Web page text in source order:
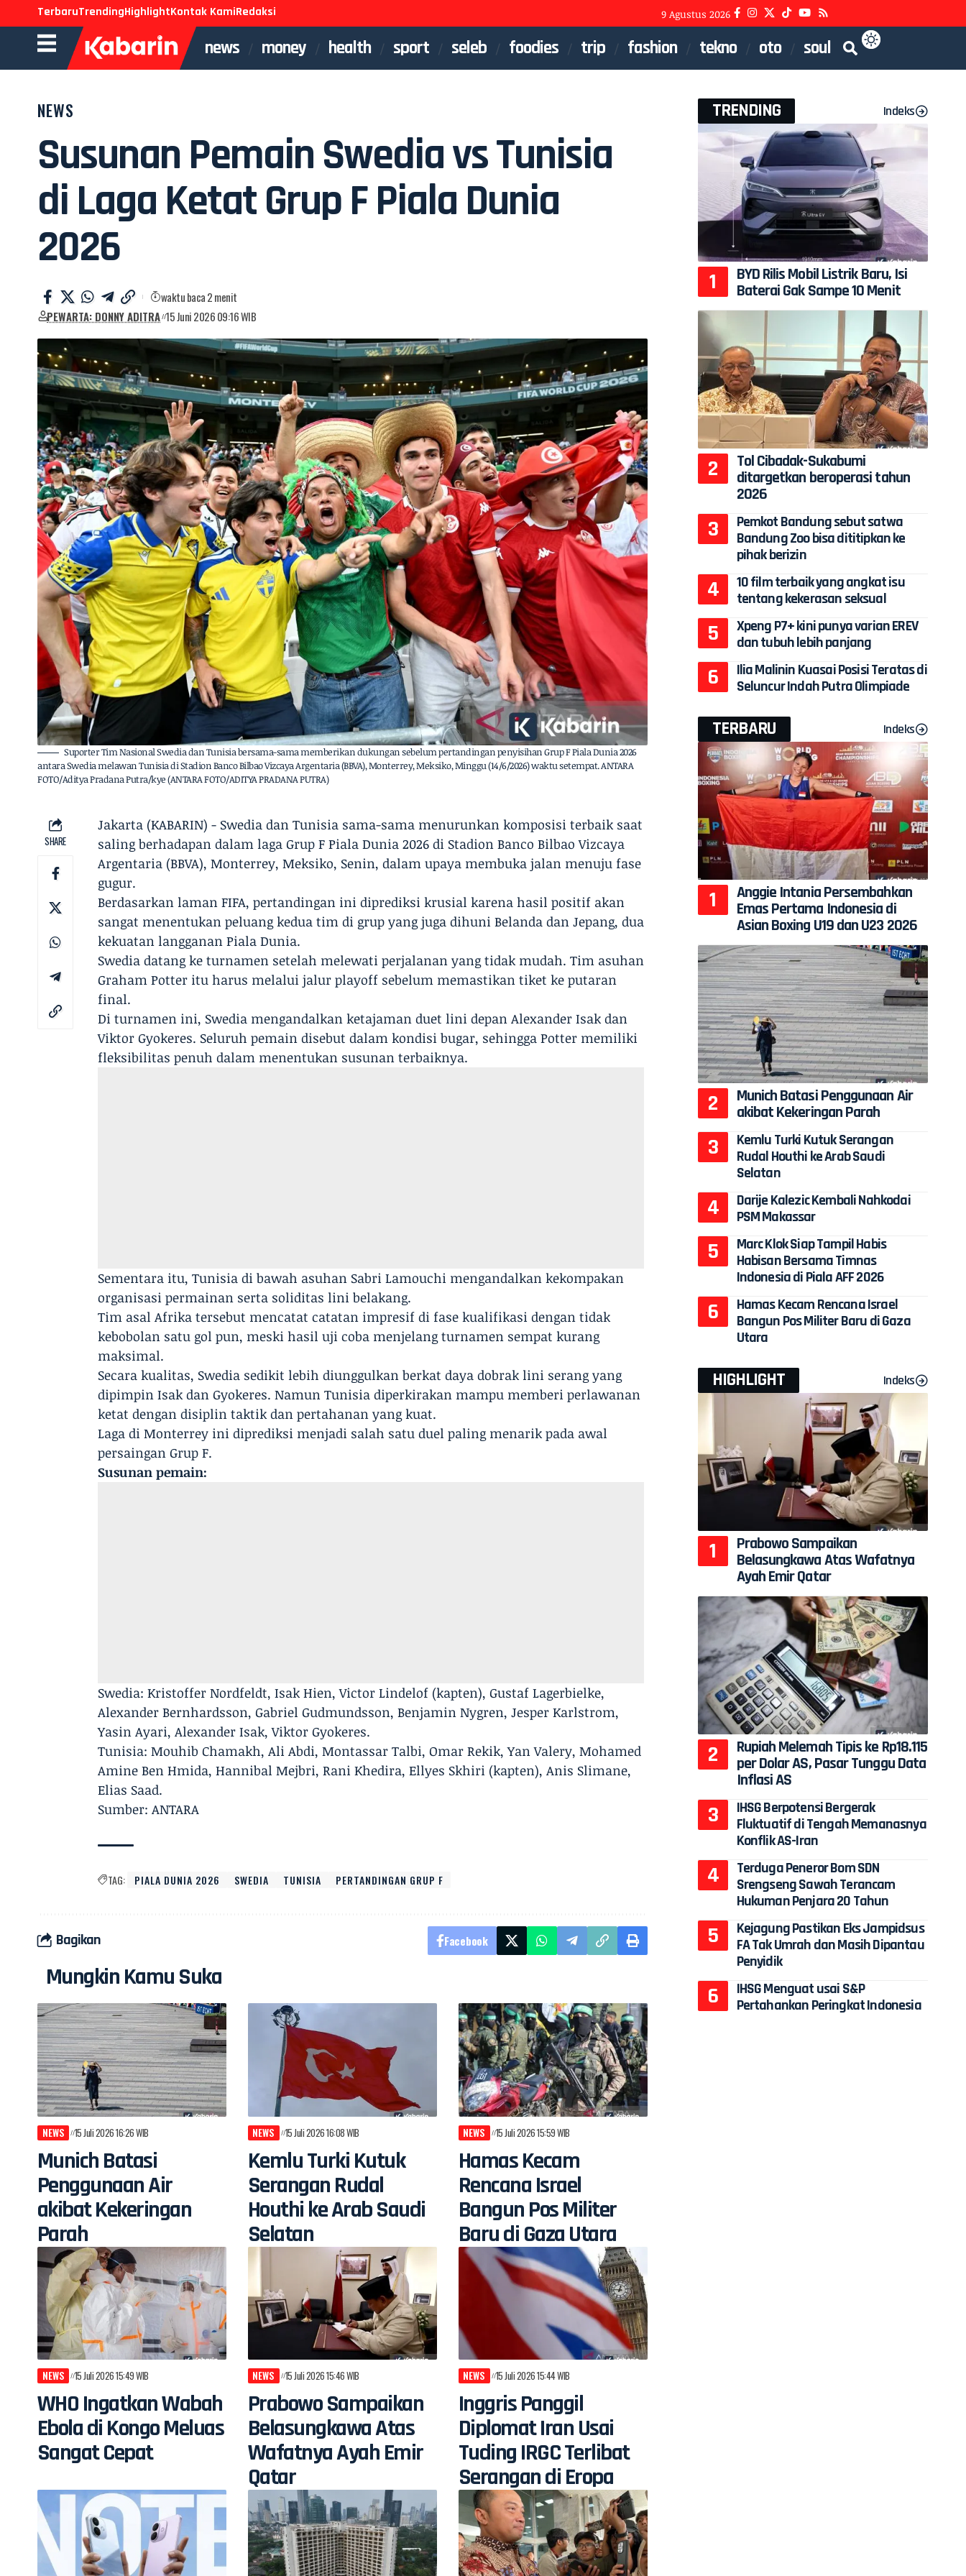
TerbaruTrendingHighlightKontak KamiRedaksi 9 Agustus 2026
news money health sport seleb foodies trip fashion tekno oto soul
NEWS
Susunan Pemain Swedia vs Tunisia
di Laga Ketat Grup F Piala Dunia
2026
PEWARTA: DONNY ADITRA 15 Juni 2026 09:16 WIB
waktu baca 2 menit
Suporter Tim Nasional Swedia dan Tunisia bersama-sama memberikan dukungan sebelum pertandingan penyisihan Grup F Piala Dunia 2026
antara Swedia melawan Tunisia di Stadion Banco Bilbao Vizcaya Argentaria (BBVA), Monterrey, Meksiko, Minggu (14/6/2026) waktu setempat. ANTARA
FOTO/Aditya Pradana Putra/kye (ANTARA FOTO/ADITYA PRADANA PUTRA)
SHARE
Jakarta (KABARIN) - Swedia dan Tunisia sama-sama menurunkan komposisi terbaik saat
saling berhadapan dalam laga Grup F Piala Dunia 2026 di Stadion Banco Bilbao Vizcaya
Argentaria (BBVA), Monterrey, Meksiko, Senin, dalam upaya membuka jalan menuju fase
gugur.
Berdasarkan laman FIFA, pertandingan ini diprediksi krusial karena hasil positif akan
sangat menentukan peluang kedua tim di grup yang juga dihuni Belanda dan Jepang, dua
kekuatan langganan Piala Dunia.
Swedia datang ke turnamen setelah melewati perjalanan yang tidak mudah. Tim asuhan
Graham Potter itu harus melalui jalur playoff sebelum memastikan tiket ke putaran
final.
Di turnamen ini, Swedia mengandalkan ketajaman duet lini depan Alexander Isak dan
Viktor Gyokeres. Seluruh pemain disebut dalam kondisi bugar, sehingga Potter memiliki
fleksibilitas penuh dalam menentukan susunan terbaiknya.
Sementara itu, Tunisia di bawah asuhan Sabri Lamouchi mengandalkan kekompakan
organisasi permainan serta soliditas lini belakang.
Tim asal Afrika tersebut mencatat catatan impresif di fase kualifikasi dengan tidak
kebobolan satu gol pun, meski hasil uji coba menjelang turnamen sempat kurang
maksimal.
Secara kualitas, Swedia sedikit lebih diunggulkan berkat daya dobrak lini serang yang
dipimpin Isak dan Gyokeres. Namun Tunisia diperkirakan mampu memberi perlawanan
ketat dengan disiplin taktik dan pertahanan yang kuat.
Laga di Monterrey ini diprediksi menjadi salah satu duel paling menarik pada awal
persaingan Grup F.
Susunan pemain:
Swedia: Kristoffer Nordfeldt, Isak Hien, Victor Lindelof (kapten), Gustaf Lagerbielke,
Alexander Bernhardsson, Gabriel Gudmundsson, Benjamin Nygren, Jesper Karlstrom,
Yasin Ayari, Alexander Isak, Viktor Gyokeres.
Tunisia: Mouhib Chamakh, Ali Abdi, Montassar Talbi, Omar Rekik, Yan Valery, Mohamed
Amine Ben Hmida, Hannibal Mejbri, Rani Khedira, Ellyes Skhiri (kapten), Anis Slimane,
Elias Saad.
Sumber: ANTARA
TAG: PIALA DUNIA 2026 SWEDIA TUNISIA PERTANDINGAN GRUP F
Bagikan Facebook
Mungkin Kamu Suka
NEWS 15 Juli 2026 16:26 WIB
Munich Batasi
Penggunaan Air
akibat Kekeringan
Parah
NEWS 15 Juli 2026 16:08 WIB
Kemlu Turki Kutuk
Serangan Rudal
Houthi ke Arab Saudi
Selatan
NEWS 15 Juli 2026 15:59 WIB
Hamas Kecam
Rencana Israel
Bangun Pos Militer
Baru di Gaza Utara
NEWS 15 Juli 2026 15:49 WIB
WHO Ingatkan Wabah
Ebola di Kongo Meluas
Sangat Cepat
NEWS 15 Juli 2026 15:46 WIB
Prabowo Sampaikan
Belasungkawa Atas
Wafatnya Ayah Emir
Qatar
NEWS 15 Juli 2026 15:44 WIB
Inggris Panggil
Diplomat Iran Usai
Tuding IRGC Terlibat
Serangan di Eropa
TRENDING Indeks
BYD Rilis Mobil Listrik Baru, Isi
Baterai Gak Sampe 10 Menit
Tol Cibadak-Sukabumi
ditargetkan beroperasi tahun
2026
Pemkot Bandung sebut satwa
Bandung Zoo bisa dititipkan ke
pihak berizin
10 film terbaik yang angkat isu
tentang kekerasan seksual
Xpeng P7+ kini punya varian EREV
dan tubuh lebih panjang
Ilia Malinin Kuasai Posisi Teratas di
Seluncur Indah Putra Olimpiade
TERBARU Indeks
Anggie Intania Persembahkan
Emas Pertama Indonesia di
Asian Boxing U19 dan U23 2026
Munich Batasi Penggunaan Air
akibat Kekeringan Parah
Kemlu Turki Kutuk Serangan
Rudal Houthi ke Arab Saudi
Selatan
Darije Kalezic Kembali Nahkodai
PSM Makassar
Marc Klok Siap Tampil Habis
Habisan Bersama Timnas
Indonesia di Piala AFF 2026
Hamas Kecam Rencana Israel
Bangun Pos Militer Baru di Gaza
Utara
HIGHLIGHT Indeks
Prabowo Sampaikan
Belasungkawa Atas Wafatnya
Ayah Emir Qatar
Rupiah Melemah Tipis ke Rp18.115
per Dolar AS, Pasar Tunggu Data
Inflasi AS
IHSG Berpotensi Bergerak
Fluktuatif di Tengah Memanasnya
Konflik AS-Iran
Terduga Peneror Bom SDN
Srengseng Sawah Terancam
Hukuman Penjara 20 Tahun
Kejagung Pastikan Eks Jampidsus
FA Tak Umrah dan Masih Dipantau
Penyidik
IHSG Menguat usai S&P
Pertahankan Peringkat Indonesia